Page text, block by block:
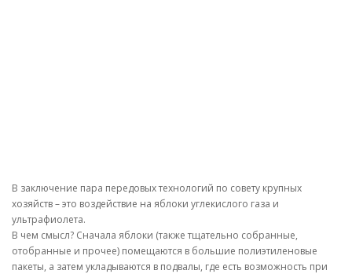
В заключение пара передовых технологий по совету крупных
хозяйств – это воздействие на яблоки углекислого газа и
ультрафиолета.
В чем смысл? Сначала яблоки (также тщательно собранные,
отобранные и прочее) помещаются в большие полиэтиленовые
пакеты, а затем укладываются в подвалы, где есть возможность при